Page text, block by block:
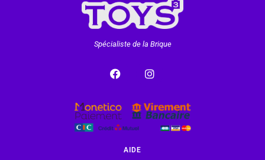
Spécialiste de la Brique
AIDE